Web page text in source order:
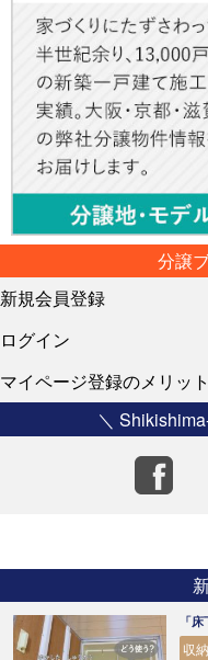
分譲
新規会員登録
ログイン
マイページ登録のメリット
＼
「
収納